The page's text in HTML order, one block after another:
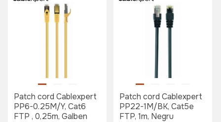
Patch cord Cablexpert
PP6-0.25M/Y, Cat6
FTP , 0,25m, Galben
Patch cord Cablexpert
PP22-1M/BK, Cat5e
FTP, 1m, Negru